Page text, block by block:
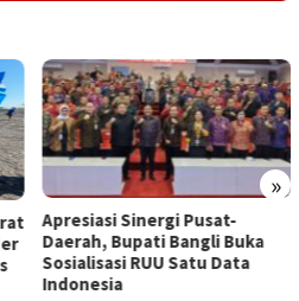
»
Wabup Bangli Lepas Jalan
Santai, Awali Rangkaian
Peringatan HUT ke-81
Kemerdekaan RI